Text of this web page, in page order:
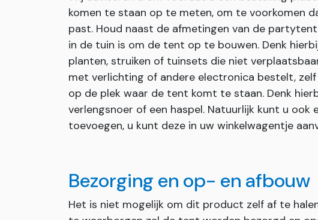
komen te staan op te meten, om te voorkomen
past. Houd naast de afmetingen van de
in de tuin is om de tent op te bouwen. Denk
planten, struiken of tuinsets die niet
met verlichting of andere electronica bestelt,
op de plek waar de tent komt te staan. Denk
verlengsnoer of een haspel. Natuurlijk kunt u ook
toevoegen, u kunt deze in uw winkelwagentje
Bezorging en op- en afbouw
Het is niet mogelijk om dit product zelf af te